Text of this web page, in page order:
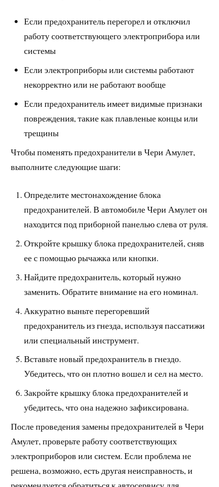
Если предохранитель перегорел и отключил
работу соответствующего электроприбора или
системы
Если электроприборы или системы работают
некорректно или не работают вообще
Если предохранитель имеет видимые признаки
повреждения, такие как плавленые концы или
трещины
Чтобы поменять предохранители в Чери Амулет,
выполните следующие шаги:
Определите местонахождение блока
предохранителей. В автомобиле Чери Амулет он
находится под приборной панелью слева от руля.
Откройте крышку блока предохранителей, сняв
ее с помощью рычажка или кнопки.
Найдите предохранитель, который нужно
заменить. Обратите внимание на его номинал.
Аккуратно выньте перегоревший
предохранитель из гнезда, используя пассатижи
или специальный инструмент.
Вставьте новый предохранитель в гнездо.
Убедитесь, что он плотно вошел и сел на место.
Закройте крышку блока предохранителей и
убедитесь, что она надежно зафиксирована.
После проведения замены предохранителей в Чери
Амулет, проверьте работу соответствующих
электроприборов или систем. Если проблема не
решена, возможно, есть другая неисправность, и